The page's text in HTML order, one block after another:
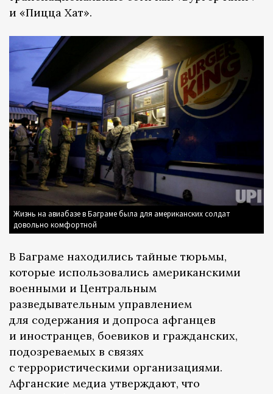
и «Пицца Хат».
Жизнь на авиабазе в Баграме была для американских солдат
довольно комфортной
В Баграме находились тайные тюрьмы,
которые использовались американскими
военными и Центральным
разведывательным управлением
для содержания и допроса афганцев
и иностранцев, боевиков и гражданских,
подозреваемых в связях
с террористическими организациями.
Афганские медиа утверждают, что